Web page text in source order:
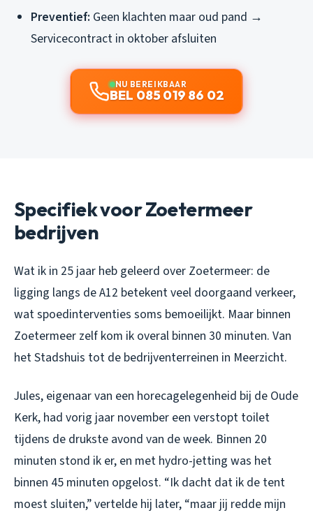
Preventief: Geen klachten maar oud pand →
Servicecontract in oktober afsluiten
NU BEREIKBAAR
BEL 085 019 86 02
Specifiek voor Zoetermeer
bedrijven
Wat ik in 25 jaar heb geleerd over Zoetermeer: de
ligging langs de A12 betekent veel doorgaand verkeer,
wat spoedinterventies soms bemoeilijkt. Maar binnen
Zoetermeer zelf kom ik overal binnen 30 minuten. Van
het Stadshuis tot de bedrijventerreinen in Meerzicht.
Jules, eigenaar van een horecagelegenheid bij de Oude
Kerk, had vorig jaar november een verstopt toilet
tijdens de drukste avond van de week. Binnen 20
minuten stond ik er, en met hydro-jetting was het
binnen 45 minuten opgelost. “Ik dacht dat ik de tent
moest sluiten,” vertelde hij later, “maar jij redde mijn